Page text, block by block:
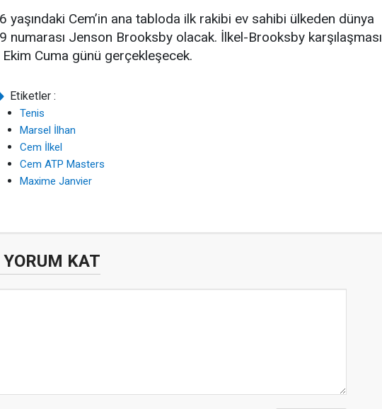
yaşındaki Cem’in ana tabloda ilk rakibi ev sahibi ülkeden dünya
numarası Jenson Brooksby olacak. İlkel-Brooksby karşılaşması
Ekim Cuma günü gerçekleşecek.
Etiketler :
Tenis
Marsel İlhan
Cem İlkel
Cem ATP Masters
Maxime Janvier
YORUM KAT